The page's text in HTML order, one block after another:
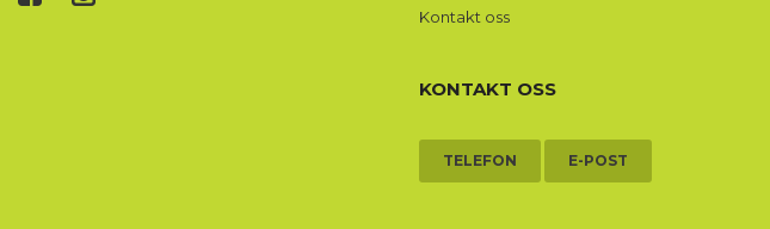
Kontakt oss
KONTAKT OSS
TELEFON E-POST